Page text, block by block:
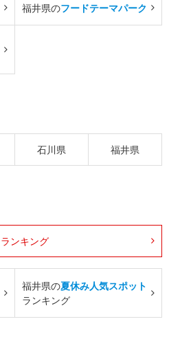
福井県のフードテーマパーク
石川県 福井県
ランキング
福井県の夏休み人気スポット
ランキング